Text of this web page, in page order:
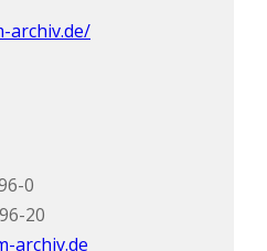
archiv.de/
0
20
archiv.de